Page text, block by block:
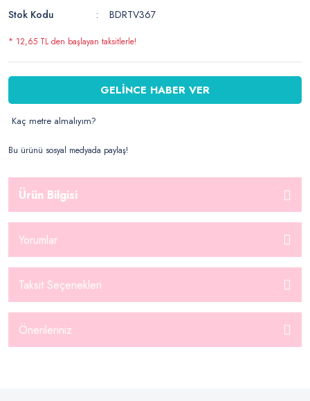
Stok Kodu
BDRTV367
* 12,65 TL den başlayan taksitlerle!
GELİNCE HABER VER
Kaç metre almalıyım?
Bu ürünü sosyal medyada paylaş!
Ürün Bilgisi
Yorumlar
Taksit Seçenekleri
Önerileriniz